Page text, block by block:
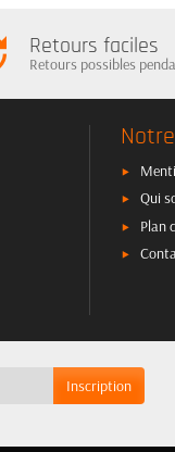
Retours faciles
Retours possibles
Qui
Plan